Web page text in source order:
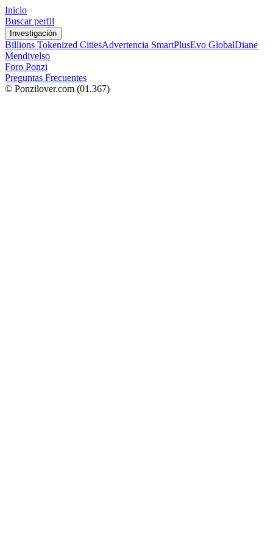
Inicio
Buscar perfil
Investigación
Billions Tokenized CitiesAdvertencia SmartPlusEvo GlobalDiane
Mendivelso
Foro Ponzi
Preguntas Frecuentes
© Ponzilover.com (01.367)